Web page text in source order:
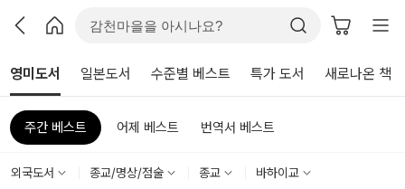
영미도서 일본도서 수준별 베스트 특가 도서 새로나온 책
주간 베스트 어제 베스트 번역서 베스트
외국도서 종교/명상/점술 종교 바하이교